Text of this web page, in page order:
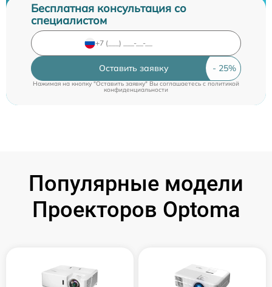
Бесплатная консультация со
специалистом
Оставить заявку
Нажимая на кнопку "Оставить заявку" Вы соглашаетесь cполитикой
конфиденциальности
Популярные модели
Проекторов Optoma